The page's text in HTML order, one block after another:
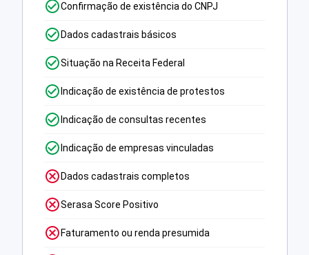
Confirmação de existência do CNPJ
Dados cadastrais básicos
Situação na Receita Federal
Indicação de existência de protestos
Indicação de consultas recentes
Indicação de empresas vinculadas
Dados cadastrais completos
Serasa Score Positivo
Faturamento ou renda presumida